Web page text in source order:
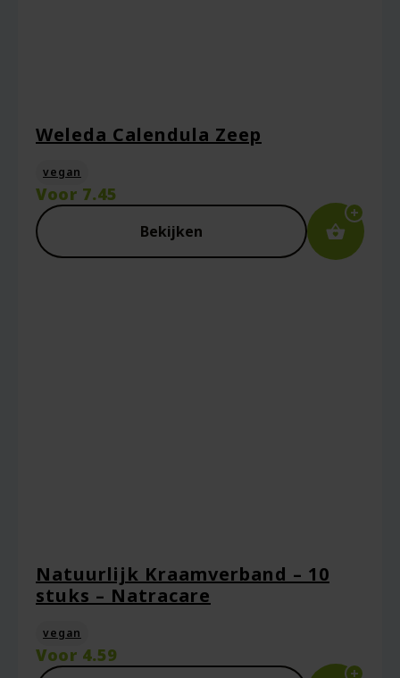
Weleda Calendula Zeep
vegan
Voor 7.45
Bekijken
Natuurlijk Kraamverband – 10
stuks – Natracare
vegan
Voor 4.59